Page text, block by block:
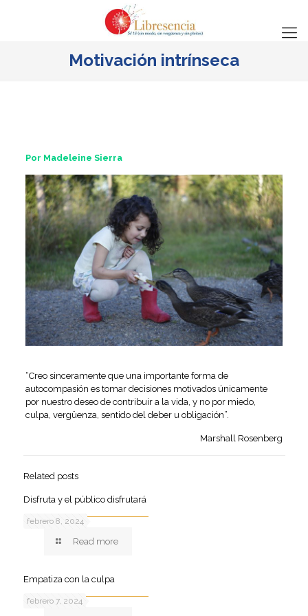
Motivación intrínseca
Por Madeleine Sierra
“Creo sinceramente que una importante forma de
autocompasión es tomar decisiones motivados únicamente
por nuestro deseo de contribuir a la vida, y no por miedo,
culpa, vergüenza, sentido del deber u obligación”.
Marshall Rosenberg
Related posts
febrero 8, 2024
Disfruta y el público disfrutará
Read more
febrero 7, 2024
Empatiza con la culpa